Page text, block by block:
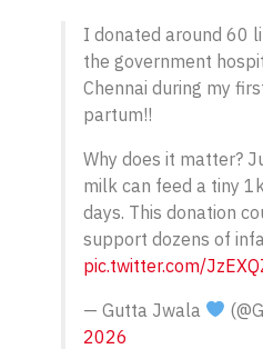
I donated around 60
the government
Chennai during my
partum!!
Why does it matter?
milk can feed a tiny
days. This donation
support dozens of
pic.twitter.com/
— Gutta Jwala
2026